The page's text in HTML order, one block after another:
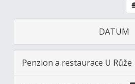
DATUM
Penzion a restaurace U Růže